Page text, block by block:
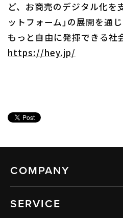
ど、お商売のデジタル化を
ットフォーム」の展開を通
もっと自由に発揮できる社
https://hey.jp/
COMPANY
SERVICE